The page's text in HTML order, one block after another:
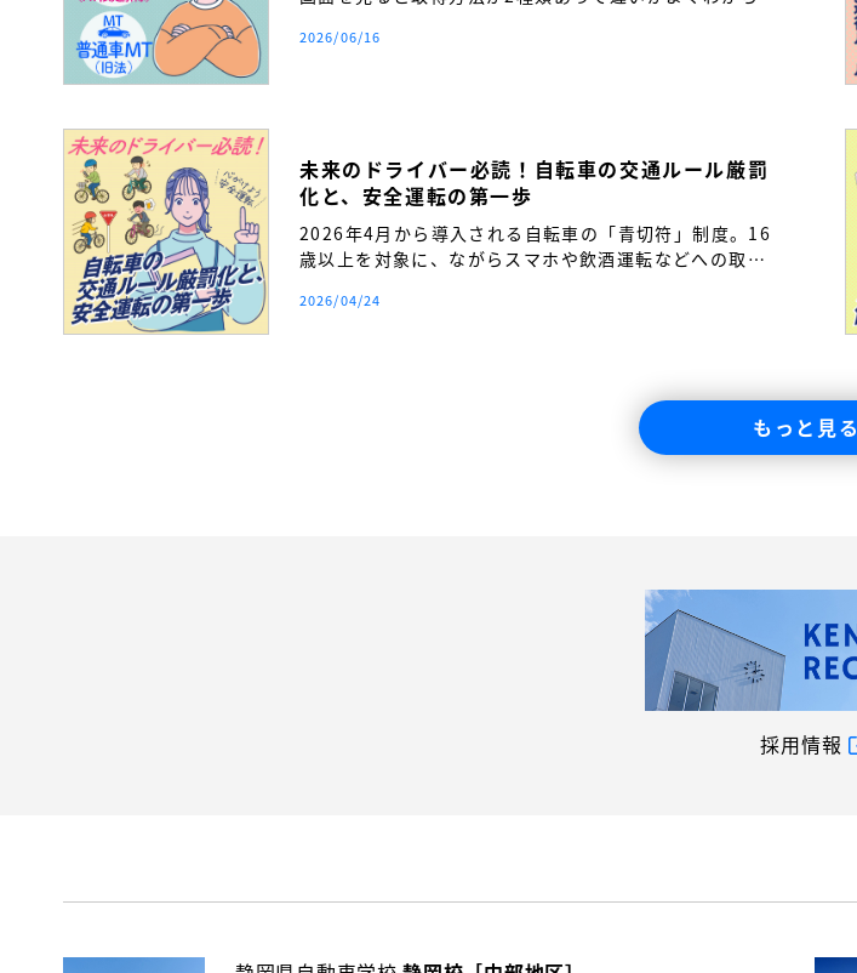
か。
2026/06/16
未来のドライバー必読！自転車の交通ルール厳罰
化と、安全運転の第一歩
2026年4月から導入される自転車の「青切符」制度。16
歳以上を対象に、ながらスマホや飲酒運転などへの取り
覚を持ち、将来の安全運転へと繋げるために――。免許取
2026/04/24
もっと見る
採用情報